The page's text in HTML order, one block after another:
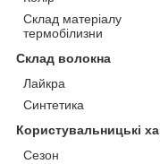
Склад матеріалу
термобілизни
Склад волокна
Лайкра
Синтетика
Користувальницькі
Сезон